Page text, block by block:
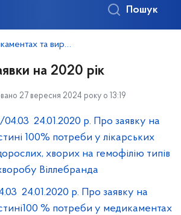
Пошук
Потреба в медикаментах та виробах медичного призначення
на 2020 рік
27 вересня 2024 року о 13:19
24.01.2020 р. Про заявку на
100% потреби у лікарських
хворих на гемофілію типів
Віллебранда
24.01.2020 р. Про заявку на
% потреби у медикаментах